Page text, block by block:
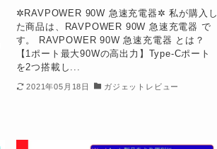
✲RAVPOWER 90W 急速充電器✲ 私が購入し
た商品は、RAVPOWER 90W 急速充電器 で
す。 RAVPOWER 90W 急速充電器 とは？
【1ポート最大90Wの高出力】Type-Cポート
を2つ搭載し...
2021年05月18日 ガジェットレビュー